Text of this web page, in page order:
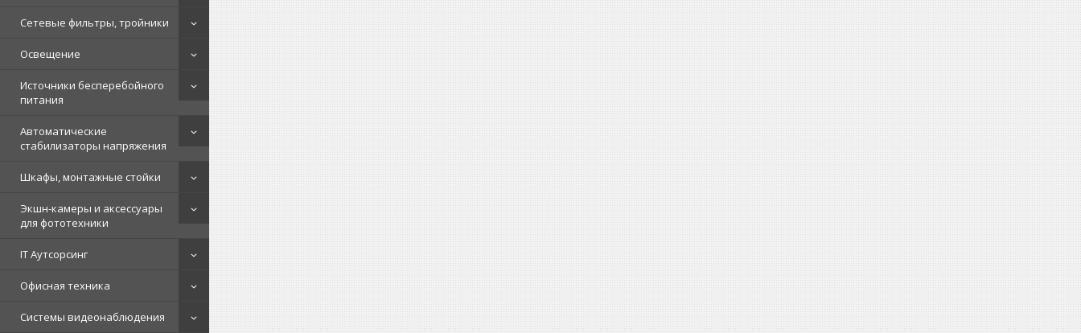
Сетевые фильтры, тройники
Освещение
Источники бесперебойного
питания
Автоматические
стабилизаторы напряжения
Шкафы, монтажные стойки
Экшн-камеры и аксессуары
для фототехники
IT Аутсорсинг
Офисная техника
Системы видеонаблюдения